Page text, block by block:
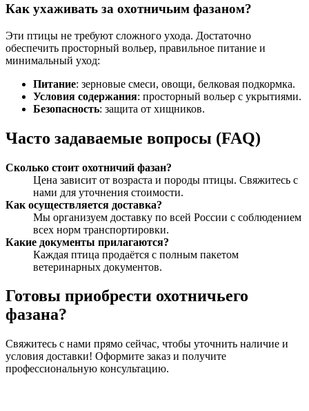
Как ухаживать за охотничьим фазаном?
Эти птицы не требуют сложного ухода. Достаточно
обеспечить просторный вольер, правильное питание и
минимальный уход:
Питание: зерновые смеси, овощи, белковая подкормка.
Условия содержания: просторный вольер с укрытиями.
Безопасность: защита от хищников.
Часто задаваемые вопросы (FAQ)
Сколько стоит охотничий фазан?
Цена зависит от возраста и породы птицы. Свяжитесь с
нами для уточнения стоимости.
Как осуществляется доставка?
Мы организуем доставку по всей России с соблюдением
всех норм транспортировки.
Какие документы прилагаются?
Каждая птица продаётся с полным пакетом
ветеринарных документов.
Готовы приобрести охотничьего
фазана?
Свяжитесь с нами прямо сейчас, чтобы уточнить наличие и
условия доставки! Оформите заказ и получите
профессиональную консультацию.